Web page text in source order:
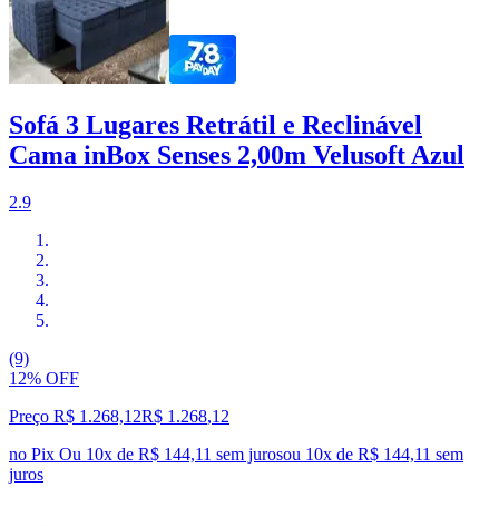
Sofá 3 Lugares Retrátil e Reclinável
Cama inBox Senses 2,00m Velusoft Azul
2.9
(9)
12% OFF
Preço R$ 1.268,12R$ 1.268,12
no Pix Ou 10x de R$ 144,11 sem jurosou 10x de R$ 144,11 sem
juros